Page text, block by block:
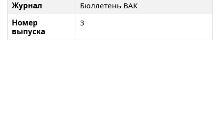
Журнал
Бюллетень ВАК
Номер
выпуска
3